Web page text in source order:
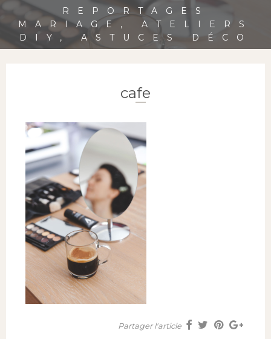
REPORTAGES
MARIAGE, ATELIERS
DIY, ASTUCES DÉCO
cafe
Partager l'article